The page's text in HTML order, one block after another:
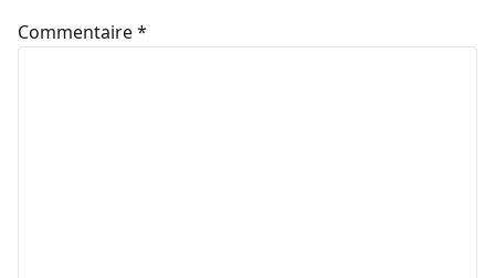
Commentaire*